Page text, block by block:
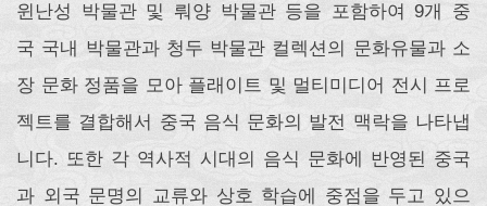
윈난성 박물관 및 뤄양 박물관 등을 포함하여 9개 중
국 국내 박물관과 청두 박물관 컬렉션의 문화유물과 소
장 문화 정품을 모아 플래이트 및 멀티미디어 전시 프로
젝트를 결합해서 중국 음식 문화의 발전 맥락을 나타냅
니다. 또한 각 역사적 시대의 음식 문화에 반영된 중국
과 외국 문명의 교류와 상호 학습에 중점을 두고 있으